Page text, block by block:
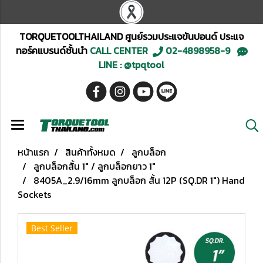
TORQUETOOLTHAILAND ศูนย์รวมประแจขันปอนด์ ประแจ
ทอร์คแบรนด์ชั้นนำCALL CENTER
02-4898958-9
LINE : @tpqtool
หน้าแรก สินค้าทั้งหมด
ลูกบล็อก
ลูกบล็อกสั้น 1" / ลูกบล็อกยาว 1"
8405A_2.9/16mm ลูกบล็อก สั้น 12P (SQ.DR 1") Hand
Sockets
Best Seller